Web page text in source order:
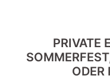
PRIVATE
ODER